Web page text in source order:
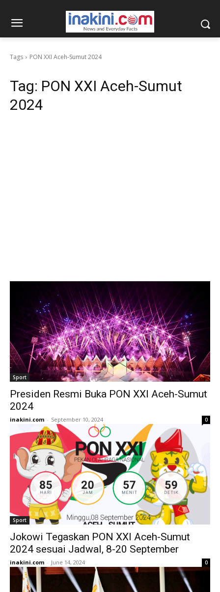
Tags PON XXI Aceh-Sumut 2024
Tag: PON XXI Aceh-Sumut
2024
Sport
Presiden Resmi Buka PON XXI Aceh-Sumut
2024
inakini.com - September 10, 2024 0
Sport
Jokowi Tegaskan PON XXI Aceh-Sumut
2024 sesuai Jadwal, 8-20 September
inakini.com - June 14, 2024 0